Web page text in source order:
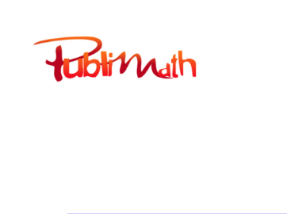
contenuPublimath